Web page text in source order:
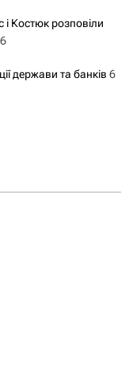
Костюк розповіли
держави та банків 6